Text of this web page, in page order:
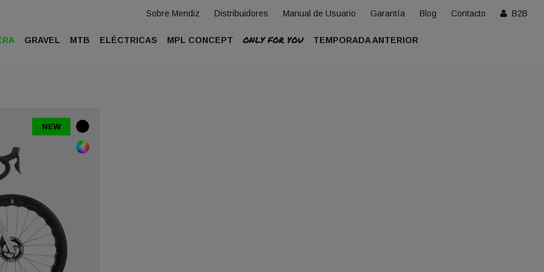
Sobre Mendiz Distribuidores Manual de Usuario Garantía Blog Contacto B2B
GRAVEL MTB ELÉCTRICAS MPL CONCEPT ONLY FOR YOU TEMPORADA ANTERIOR
NEW